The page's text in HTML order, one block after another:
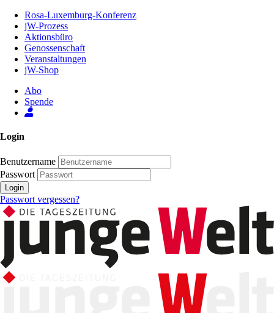
Inhalt
Seite
Rosa-Luxemburg-Konferenz
jW-Prozess
Aktionsbüro
Genossenschaft
Veranstaltungen
jW-Shop
Abo
Spende
Login
Benutzername
Passwort
Login
Passwort vergessen?